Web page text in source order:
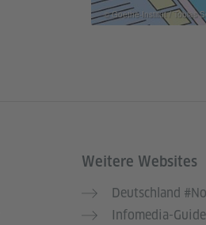
© Goethe-Institut / Tobias
Weitere Websites
Deutschland
Infomedia-Guide